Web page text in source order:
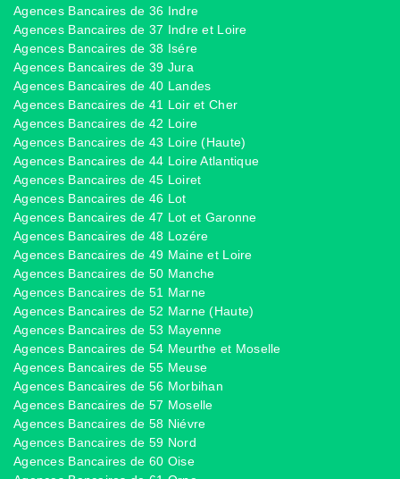
Agences Bancaires de 36 Indre
Agences Bancaires de 37 Indre et Loire
Agences Bancaires de 38 Isére
Agences Bancaires de 39 Jura
Agences Bancaires de 40 Landes
Agences Bancaires de 41 Loir et Cher
Agences Bancaires de 42 Loire
Agences Bancaires de 43 Loire (Haute)
Agences Bancaires de 44 Loire Atlantique
Agences Bancaires de 45 Loiret
Agences Bancaires de 46 Lot
Agences Bancaires de 47 Lot et Garonne
Agences Bancaires de 48 Lozére
Agences Bancaires de 49 Maine et Loire
Agences Bancaires de 50 Manche
Agences Bancaires de 51 Marne
Agences Bancaires de 52 Marne (Haute)
Agences Bancaires de 53 Mayenne
Agences Bancaires de 54 Meurthe et Moselle
Agences Bancaires de 55 Meuse
Agences Bancaires de 56 Morbihan
Agences Bancaires de 57 Moselle
Agences Bancaires de 58 Niévre
Agences Bancaires de 59 Nord
Agences Bancaires de 60 Oise